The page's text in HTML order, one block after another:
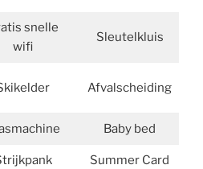
snelle
wifi
Sleutelkluis
Afvalscheiding
Baby bed
Summer Card